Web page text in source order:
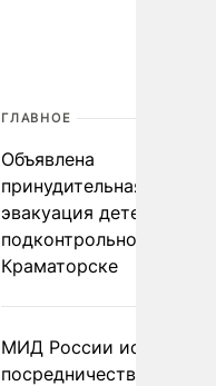
ГЛАВНОЕ
Объявлена
принудительная
эвакуация детей в
подконтрольном Киеву
Краматорске
МИД России исключил
посредничество